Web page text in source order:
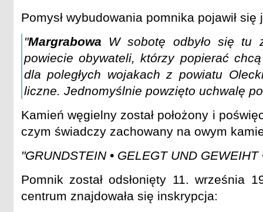
Pomysł wybudowania pomnika pojawił
"Margrabowa W sobotę odbyło się tu
powiecie obywateli, którzy popierać
dla poległych wojakach z powiatu
liczne. Jednomyślnie powzięto uchwalę
Kamień węgielny został położony i
czym świadczy zachowany na owym
"GRUNDSTEIN • GELEGT UND
Pomnik został odsłonięty 11. września
centrum znajdowała się inskrypcja: